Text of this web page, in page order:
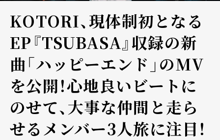
KOTORI、現体制初となる
EP『TSUBASA』収録の新
曲「ハッピーエンド」のMV
を公開！心地良いビートに
のせて、大事な仲間と走ら
せるメンバー3人旅に注目！